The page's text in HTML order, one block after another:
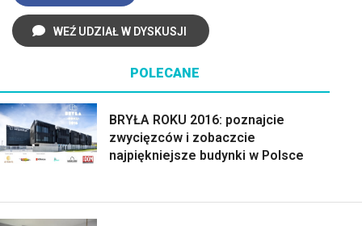
WEŹ UDZIAŁ W DYSKUSJI
POLECANE
BRYŁA ROKU 2016: poznajcie
zwycięzców i zobaczcie
najpiękniejsze budynki w Polsce